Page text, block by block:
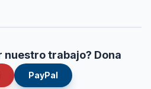
nuestro trabajo? Dona
PayPal